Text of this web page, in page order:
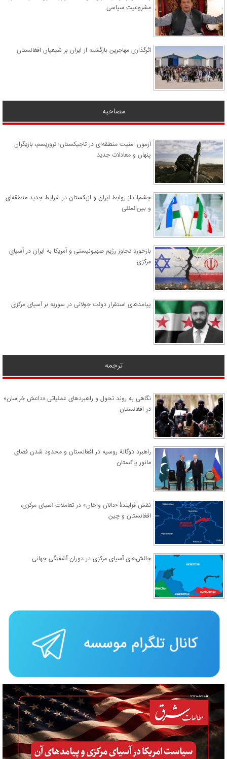
مشروعیت سیاسی
اثرگذاری مهاجرین بازگشته از ایران بر شیعیان افغانستان
مصاحبه
آزمون امنیت منطقه‌ای در تاجیکستان؛ تروریسم، بازیگران
پنهان و معادلات جدید
چشم‌انداز روابط ایران و ازبکستان در شرایط جدید منطقه‌ای
و بین‌المللی
​بازخورد تجاوز رژیم صهیونیستی و آمریکا به ایران در آسیای
مرکزی
پیامدهای استقرار دولت جولانی در سوریه بر آسیای مرکزی
ترجمه
نگاهی به روند تحول و راهبردهای عملیاتی «داعش خراسان»
در افغانستان
راهبرد دوگانۀ روسیه در افغانستان و محدود شدن فضای
مانور پاکستان
نقش فزایندۀ «دالان واخان» در تعاملات آسیای مرکزی،
افغانستان و چین
چالش‌های آسیای مرکزی در دوران آشفتگی جهانی